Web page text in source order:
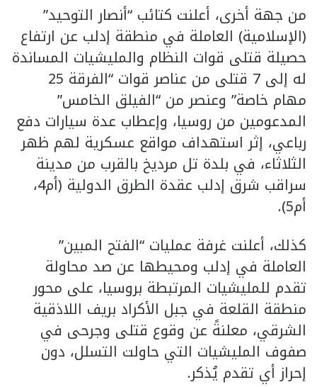
من جهة أخرى، أعلنت كتائب “أنصار التوحيد”
(الإسلامية) العاملة في منطقة إدلب عن ارتفاع
حصيلة قتلى قوات النظام والمليشيات المساندة
له إلى 7 قتلى من عناصر قوات “الفرقة 25
مهام خاصة” وعنصر من “الفيلق الخامس”
المدعومين من روسيا، وإعطاب عدة سيارات دفع
رباعي، إثر استهداف مواقع عسكرية لهم ظهر
الثلاثاء، في بلدة تل مرديخ بالقرب من مدينة
سراقب شرق إدلب عقدة الطرق الدولية (أم4،
أم5).
كذلك، أعلنت غرفة عمليات “الفتح المبين”
العاملة في إدلب ومحيطها عن صد محاولة
تقدم للمليشيات المرتبطة بروسيا، على محور
منطقة القلعة في جبل الأكراد بريف اللاذقية
الشرقي، معلنةً عن وقوع قتلى وجرحى في
صفوف المليشيات التي حاولت التسلل، دون
إحراز أي تقدم يُذكر.